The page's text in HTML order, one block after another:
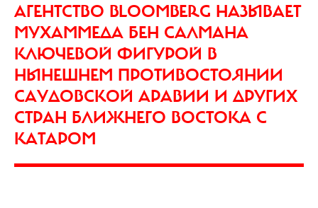
АГЕНТСТВО BLOOMBERG НАЗЫВАЕТ
МУХАММЕДА БЕН САЛМАНА
КЛЮЧЕВОЙ ФИГУРОЙ В
НЫНЕШНЕМ ПРОТИВОСТОЯНИИ
САУДОВСКОЙ АРАВИИ И ДРУГИХ
СТРАН БЛИЖНЕГО ВОСТОКА С
КАТАРОМ